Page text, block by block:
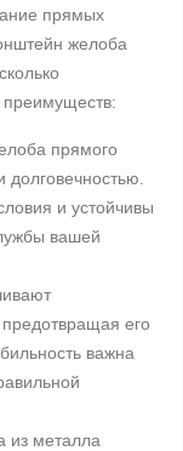
прямых
желоба
прямого
и устойчивы
вашей
его
важна
из металла